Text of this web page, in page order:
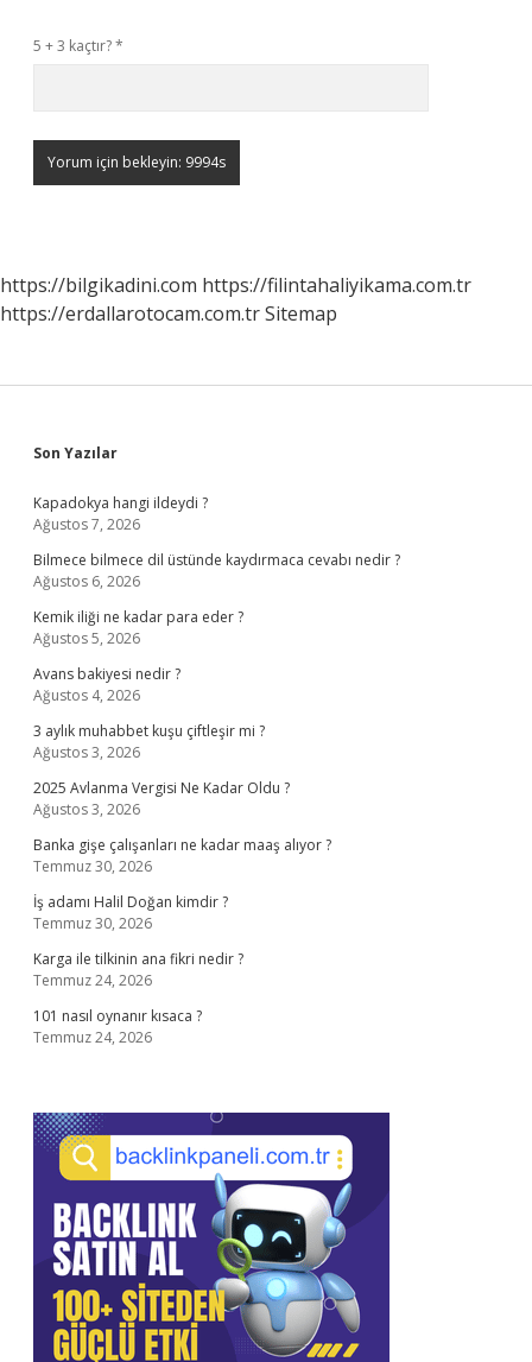
5 + 3 kaçtır?*
https://bilgikadini.com https://filintahaliyikama.com.tr
https://erdallarotocam.com.trSitemap
Sidebar
Son Yazılar
Kapadokya hangi ildeydi ?
Ağustos 7, 2026
Bilmece bilmece dil üstünde kaydırmaca cevabı nedir ?
Ağustos 6, 2026
Kemik iliği ne kadar para eder ?
Ağustos 5, 2026
Avans bakiyesi nedir ?
Ağustos 4, 2026
3 aylık muhabbet kuşu çiftleşir mi ?
Ağustos 3, 2026
2025 Avlanma Vergisi Ne Kadar Oldu ?
Ağustos 3, 2026
Banka gişe çalışanları ne kadar maaş alıyor ?
Temmuz 30, 2026
İş adamı Halil Doğan kimdir ?
Temmuz 30, 2026
Karga ile tilkinin ana fikri nedir ?
Temmuz 24, 2026
101 nasıl oynanır kısaca ?
Temmuz 24, 2026